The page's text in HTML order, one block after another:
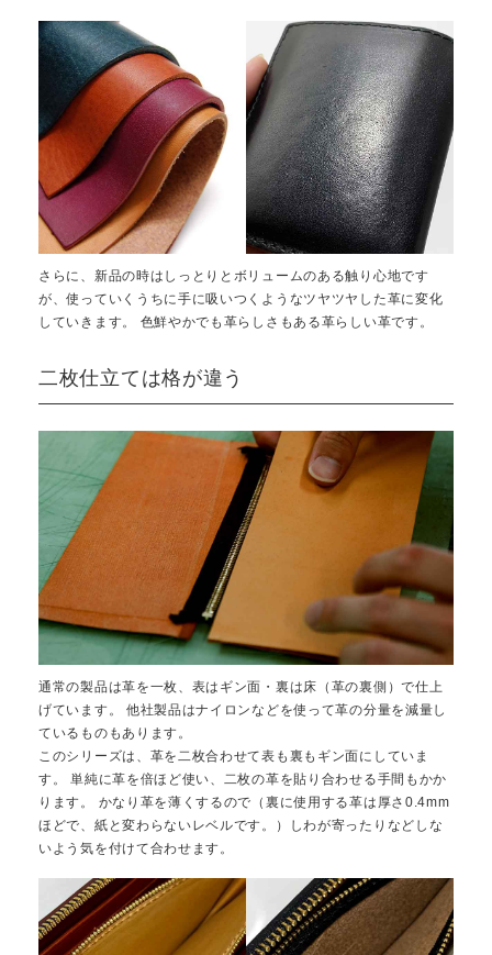
さらに、新品の時はしっとりとボリュームのある触り心地です
が、使っていくうちに手に吸いつくようなツヤツヤした革に変化
していきます。 色鮮やかでも革らしさもある革らしい革です。
二枚仕立ては格が違う
通常の製品は革を一枚、表はギン面・裏は床（革の裏側）で仕上
げています。 他社製品はナイロンなどを使って革の分量を減量し
ているものもあります。
このシリーズは、革を二枚合わせて表も裏もギン面にしていま
す。 単純に革を倍ほど使い、二枚の革を貼り合わせる手間もかか
ります。 かなり革を薄くするので（裏に使用する革は厚さ0.4mm
ほどで、紙と変わらないレベルです。）しわが寄ったりなどしな
いよう気を付けて合わせます。